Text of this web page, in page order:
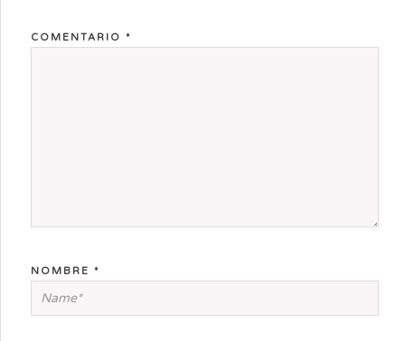
COMENTARIO *
NOMBRE *